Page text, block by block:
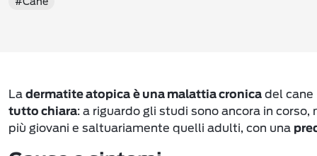
La dermatite atopica è una malattia cronica del
tutto chiara: a riguardo gli studi sono ancora in
più giovani e saltuariamente quelli adulti, con una